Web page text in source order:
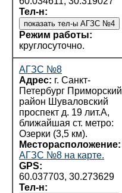
Тел-н:
Режим работы:
круглосуточно.
АГЗС №8
Адрес: г. Санкт-
Петербург Приморский
район Шуваловский
проспект д. 19 лит.А,
ближайшая ст. метро:
Озерки (3,5 км).
Месторасположение:
АГЗС №8 на карте.
GPS:
60.037703, 30.273629
Тел-н: